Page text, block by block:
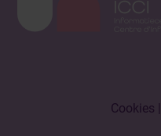
Cookies